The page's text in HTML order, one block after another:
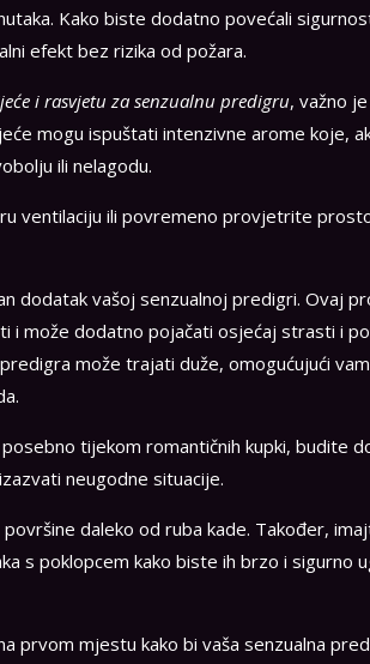
Kako biste dodatno povećali
efekt bez rizika od požara.
i rasvjetu za senzualnu predigru, važno
mogu ispuštati intenzivne arome koje,
ili nelagodu.
ventilaciju ili povremeno provjetrite
dodatak vašoj senzualnoj predigri. Ovaj
i može dodatno pojačati osjećaj strasti i
može trajati duže, omogućujući
tijekom romantičnih kupki, budite
neugodne situacije.
daleko od ruba kade. Također,
s poklopcem kako biste ih brzo i sigurno
prvom mjestu kako bi vaša senzualna